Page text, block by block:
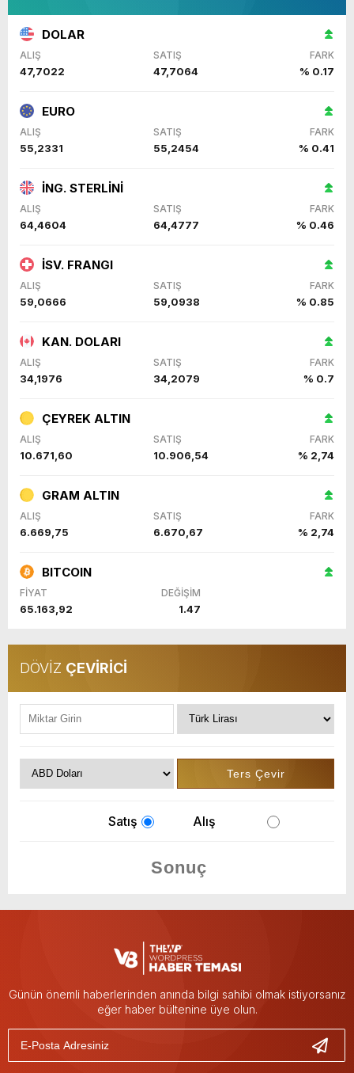
DOLAR
ALIŞ SATIŞ FARK
47,7022 47,7064 % 0.17
EURO
ALIŞ SATIŞ FARK
55,2331 55,2454 % 0.41
İNG. STERLİNİ
ALIŞ SATIŞ FARK
64,4604 64,4777 % 0.46
İSV. FRANGI
ALIŞ SATIŞ FARK
59,0666 59,0938 % 0.85
KAN. DOLARI
ALIŞ SATIŞ FARK
34,1976 34,2079 % 0.7
ÇEYREK ALTIN
ALIŞ SATIŞ FARK
10.671,60 10.906,54 % 2,74
GRAM ALTIN
ALIŞ SATIŞ FARK
6.669,75 6.670,67 % 2,74
BITCOIN
FİYAT DEĞİŞİM
65.163,92 1.47
DÖVİZ ÇEVİRİCİ
Satış Alış
Günün önemli haberlerinden anında bilgi sahibi olmak istiyorsanız
eğer haber bültenine üye olun.